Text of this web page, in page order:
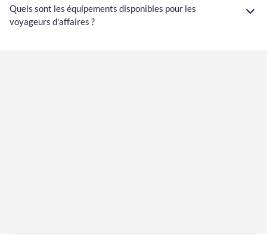
Quels sont les équipements disponibles pour les
voyageurs d'affaires ?